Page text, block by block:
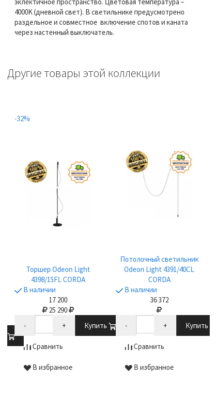
4000K (дневной свет). В светильнике предусмотрено
раздельное и совместное включение спотов и каната
через настенный выключатель.
Другие товары этой коллекции
-32%
Торшер Odeon Light
4398/15FL CORDA
В наличии
17 200
25 290
-
+ Купить
Сравнить
В избранное
Потолочный светильник
Odeon Light 4391/40CL
CORDA
В наличии
36 372
- + Купить
Сравнить
В избранное